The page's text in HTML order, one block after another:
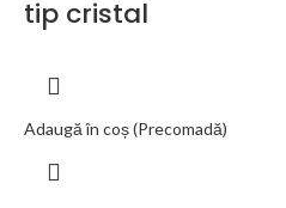
tip cristal
Adaugă în coș (Precomadă)